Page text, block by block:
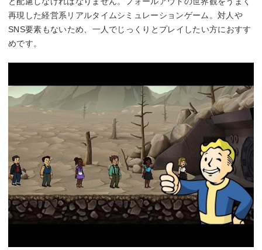
再現した経営系リアルタイムシミュレーションゲーム。対人や
SNS要素もないため、一人でじっくりとプレイしたい方におすす
めです。